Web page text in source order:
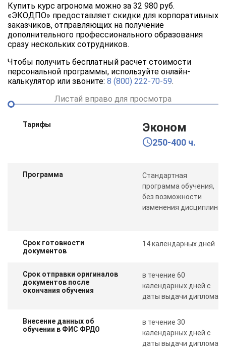
Купить курс агронома можно за 32 980 руб.
«ЭКОДПО» предоставляет скидки для корпоративных
заказчиков, отправляющих на получение
дополнительного профессионального образования
сразу нескольких сотрудников.
Чтобы получить бесплатный расчет стоимости
персональной программы, используйте онлайн-
калькулятор или звоните: 8 (800) 222-70-59.
Листай вправо для просмотра
Тарифы Эконом
250-400 ч.
Программа
Стандартная
программа обучения,
без возможности
изменения дисциплин
Срок готовности
документов
14 календарных дней
Срок отправки оригиналов
документов после
окончания обучения
в течение 60
календарных дней с
даты выдачи диплома
Внесение данных об
обучении в ФИС ФРДО
в течение 30
календарных дней с
даты выдачи диплома